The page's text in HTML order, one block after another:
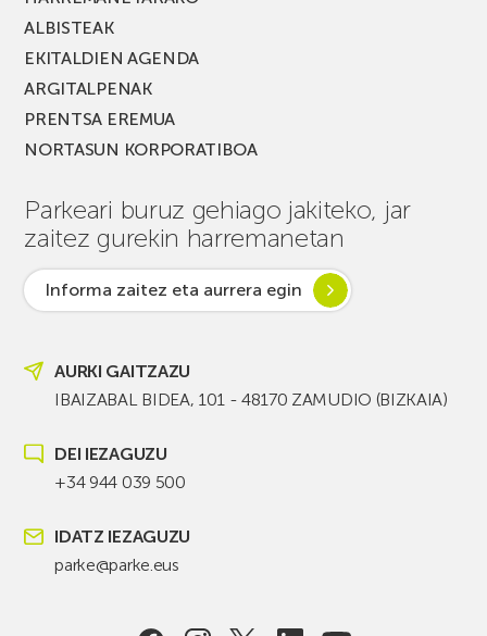
ALBISTEAK
EKITALDIEN AGENDA
ARGITALPENAK
PRENTSA EREMUA
NORTASUN KORPORATIBOA
Parkeari buruz gehiago jakiteko, jar
zaitez gurekin harremanetan
Informa zaitez eta aurrera egin
AURKI GAITZAZU
IBAIZABAL BIDEA, 101 - 48170 ZAMUDIO (BIZKAIA)
DEI IEZAGUZU
+34 944 039 500
IDATZ IEZAGUZU
parke@parke.eus